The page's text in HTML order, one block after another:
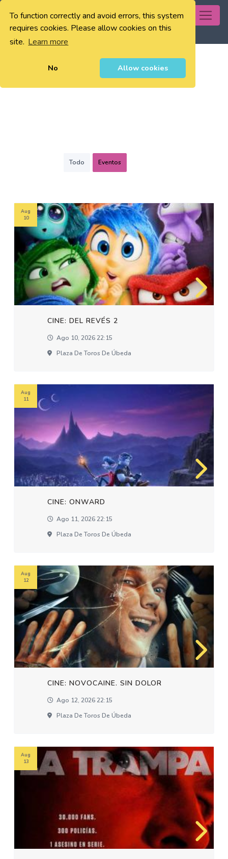
To function correctly and avoid errors, this system
requires cookies. Please allow cookies on this
site. Learn more
No Allow cookies
0
Todo Eventos
CINE: DEL REVÉS 2
Ago 10, 2026 22:15
Plaza De Toros De Úbeda
Aug
10
CINE: ONWARD
Ago 11, 2026 22:15
Plaza De Toros De Úbeda
Aug
11
CINE: NOVOCAINE. SIN DOLOR
Ago 12, 2026 22:15
Plaza De Toros De Úbeda
Aug
12
Aug
13